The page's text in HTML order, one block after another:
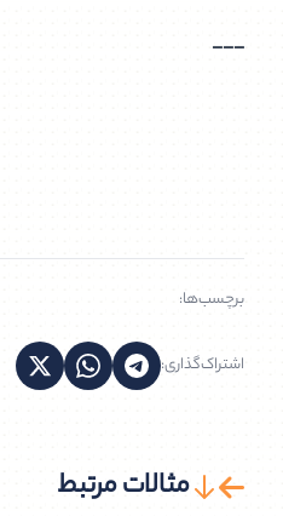
---
برچسب‌ها:
اشتراک‌گذاری:
مثالات مرتبط